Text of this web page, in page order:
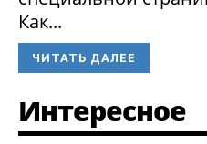
Как...
ЧИТАТЬ ДАЛЕЕ
Интересное